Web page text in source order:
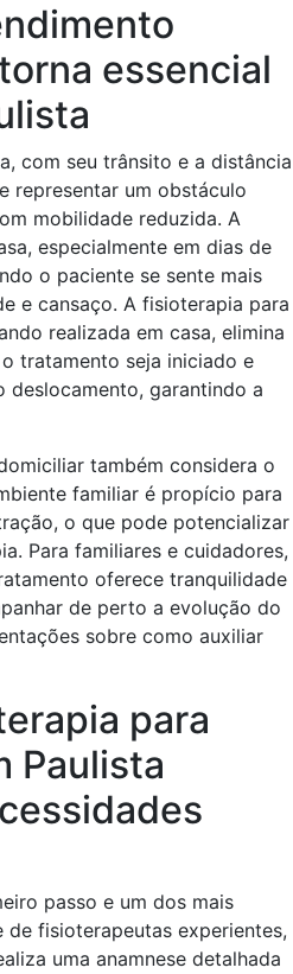
essencial
com seu trânsito e a distância
representar um obstáculo
mobilidade reduzida. A
especialmente em dias de
o paciente se sente mais
e cansaço. A fisioterapia para
realizada em casa, elimina
tratamento seja iniciado e
deslocamento, garantindo a
também considera o
familiar é propício para
o que pode potencializar
Para familiares e cuidadores,
oferece tranquilidade
de perto a evolução do
sobre como auxiliar
para
Paulista
passo e um dos mais
fisioterapeutas experientes,
uma anamnese detalhada